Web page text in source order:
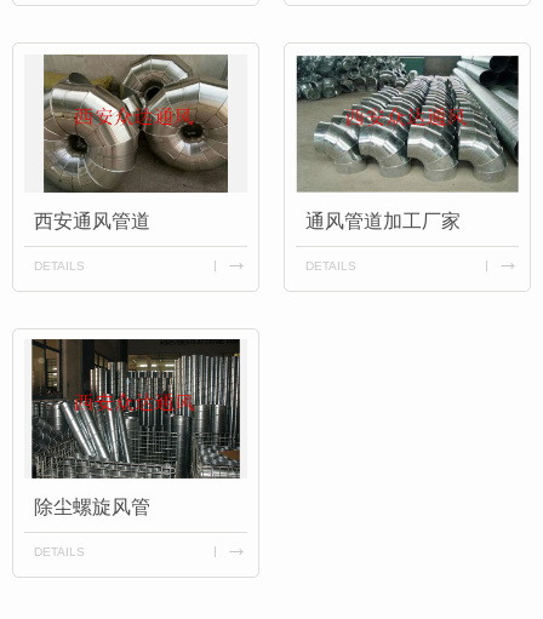
西安通风管道
DETAILS
通风管道加工厂家
DETAILS
除尘螺旋风管
DETAILS